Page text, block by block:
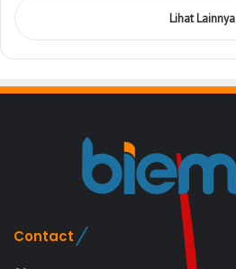
Lihat Lainnya
Contact